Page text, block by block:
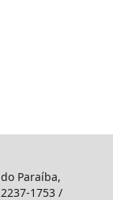
Paraíba,
1753 /